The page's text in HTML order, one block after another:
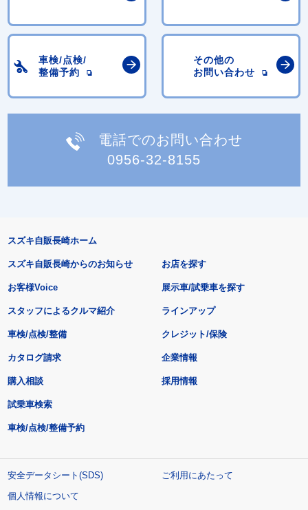
車検/点検/
整備予約
その他の
お問い合わせ
電話でのお問い合わせ
0956-32-8155
スズキ自販長崎ホーム
スズキ自販長崎からのお知らせ
お客様Voice
スタッフによるクルマ紹介
お店を探す
展示車/試乗車を探す
ラインアップ
車検/点検/整備 クレジット/保険
カタログ請求
購入相談
試乗車検索
車検/点検/整備予約
企業情報
採用情報
安全データシート(SDS)
ご利用にあたって
個人情報について